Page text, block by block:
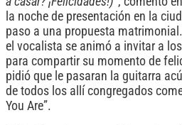
la noche de presentación en la
paso a una propuesta
el vocalista se animó a invitar a
para compartir su momento de
pidió que le pasaran la guitarra
de todos los allí congregados
You Are”.